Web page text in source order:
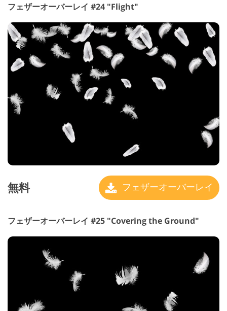
フェザーオーバーレイ #24 "Flight"
無料 フェザーオーバーレイ
フェザーオーバーレイ #25 "Covering the Ground"